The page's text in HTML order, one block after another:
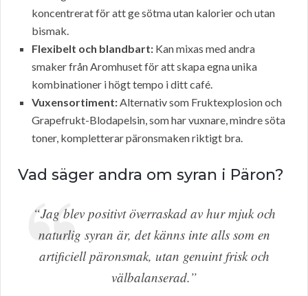
koncentrerat för att ge sötma utan kalorier och utan
bismak.
Flexibelt och blandbart: Kan mixas med andra
smaker från Aromhuset för att skapa egna unika
kombinationer i högt tempo i ditt café.
Vuxensortiment:Alternativ som Fruktexplosion och
Grapefrukt-Blodapelsin, som har vuxnare, mindre söta
toner, kompletterar päronsmaken riktigt bra.
Vad säger andra om syran i Päron?
“Jag blev positivt överraskad av hur mjuk och
naturlig syran är, det känns inte alls som en
artificiell päronsmak, utan genuint frisk och
välbalanserad.”